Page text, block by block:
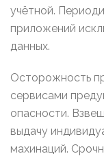
учётной.
приложений
данных.
Осторожность
сервисами
опасности.
выдачу
махинаций.